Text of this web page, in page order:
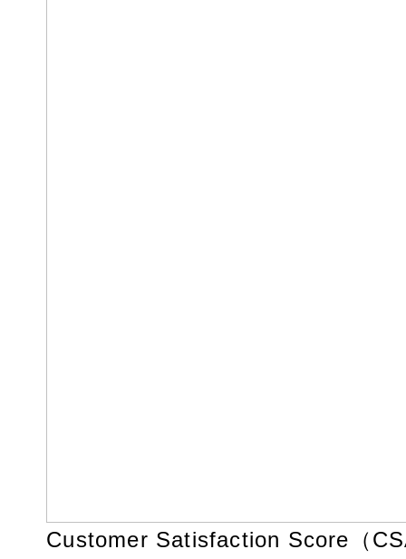
Customer Satisfaction Score（